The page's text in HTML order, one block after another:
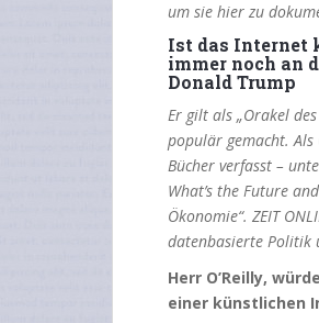
um sie hier zu
Ist das Internet
immer noch an
Donald Trump
Er gilt als „Orakel des
populär gemacht. Als
Bücher verfasst –
What’s the Future
Ökonomie“. ZEIT
datenbasierte Politik
Herr O’Reilly,
einer künstlichen